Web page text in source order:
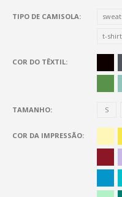
TIPO DE CAMISOLA
t-shirt
COR DO TÊXTIL
TAMANHO S
COR DA IMPRESSÃO